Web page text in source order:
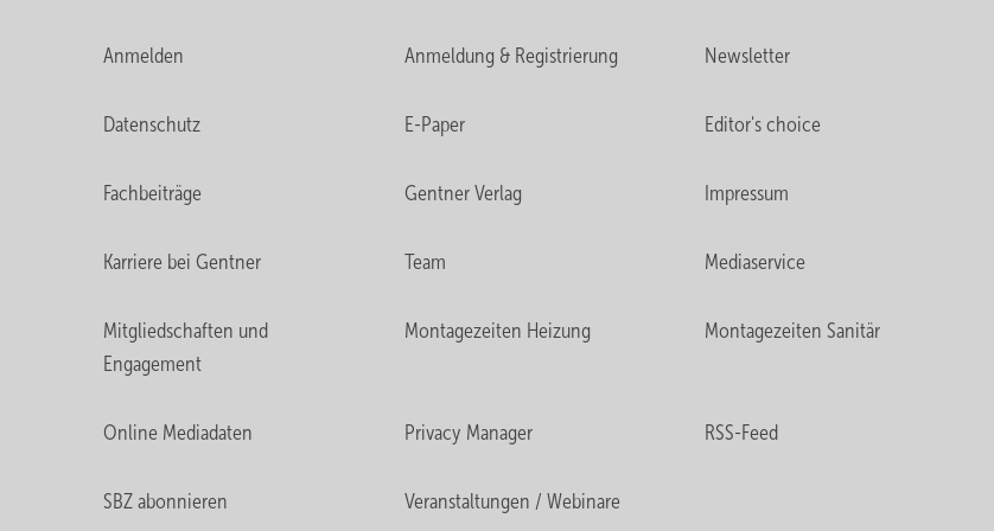
Anmelden Anmeldung & Registrierung Newsletter
Datenschutz E-Paper Editor's choice
Fachbeiträge Gentner Verlag Impressum
Karriere bei Gentner Team Mediaservice
Mitgliedschaften und
Engagement
Montagezeiten Heizung Montagezeiten Sanitär
Online Mediadaten Privacy Manager RSS-Feed
SBZ abonnieren Veranstaltungen / Webinare